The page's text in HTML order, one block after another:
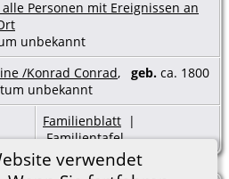
verwendet
unbekannt
/Konrad Conrad, geb. ca. 1800
unbekannt
Familienblatt |
Familientafel